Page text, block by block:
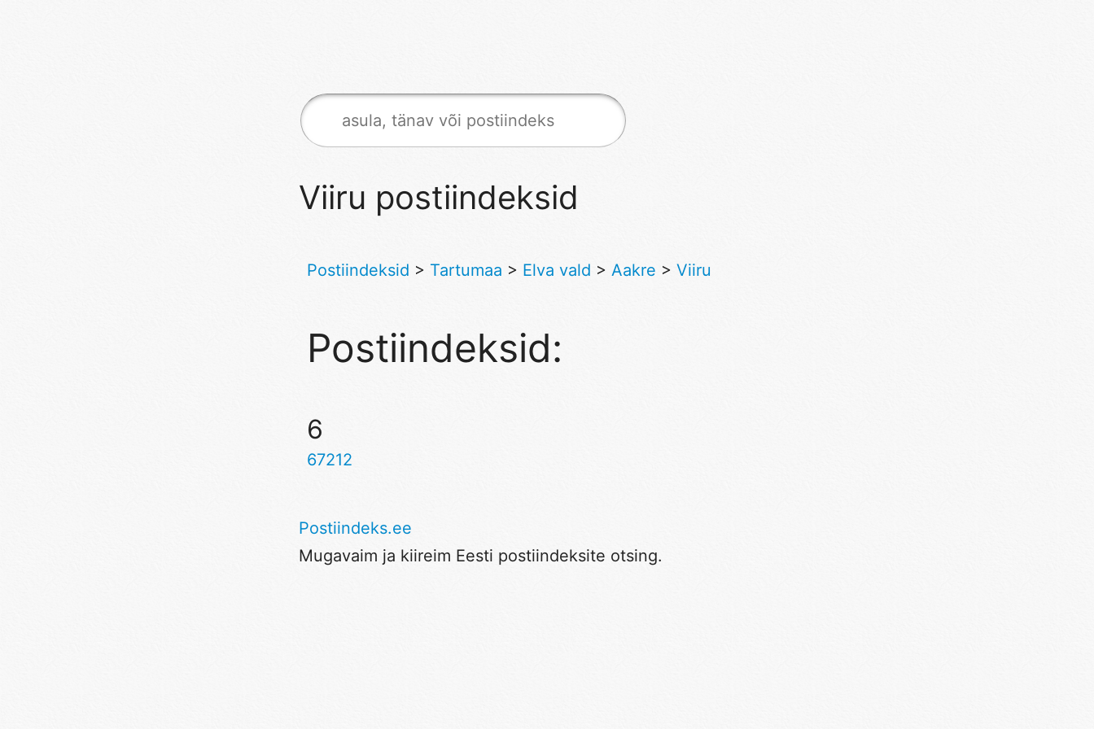
Viiru postiindeksid
Postiindeksid > Tartumaa > Elva vald > Aakre > Viiru
Postiindeksid:
6
67212
Postiindeks.ee
Mugavaim ja kiireim Eesti postiindeksite otsing.